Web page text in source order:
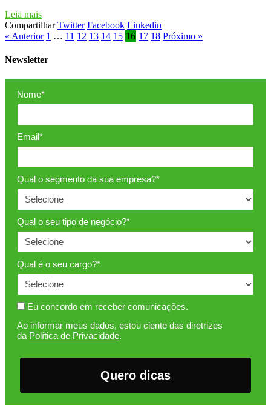
Leia mais
Compartilhar Twitter Facebook Linkedin
« Anterior 1 … 11 12 13 14 15 16 17 18 Próximo »
Newsletter
Nome*
Email*
Qual o segmento da sua empresa?*
Qual o seu tipo de negócio?*
Qual é o seu cargo?*
Eu concordo em receber comunicações.
Ao informar meus dados, estou ciente das diretrizes
da Política de Privacidade.
Quero dicas